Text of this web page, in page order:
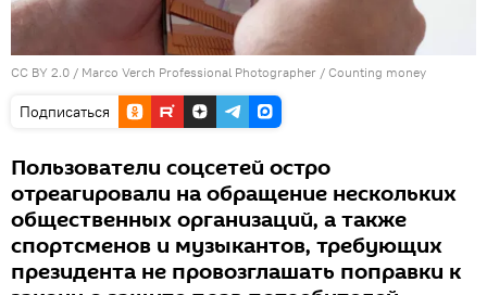
CC BY 2.0 / Marco Verch Professional Photographer / Counting money
Подписаться
Пользователи соцсетей остро
отреагировали на обращение нескольких
общественных организаций, а также
спортсменов и музыкантов, требующих
президента не провозглашать поправки к